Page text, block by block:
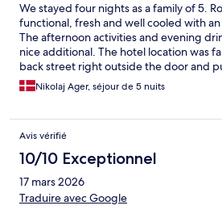
We stayed four nights as a family of 5.
functional, fresh and well cooled with
The afternoon activities and evening
nice additional. The hotel location was
back street right outside the door and
short walk. We will definitely go back if
time.
Nikolaj Ager, séjour de 5 nuits
Avis vérifié
10/10 Exceptionnel
17 mars 2026
Traduire avec Google